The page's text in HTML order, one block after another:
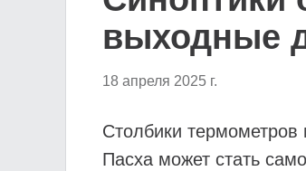
выходные
18 апреля 2025 г.
Столбики термометров
Пасха может стать